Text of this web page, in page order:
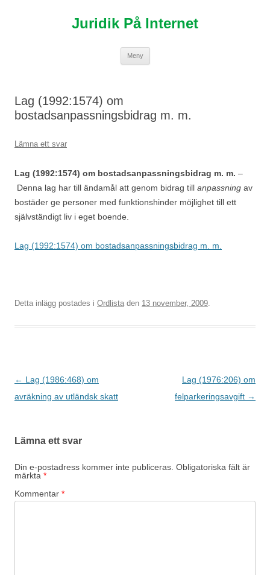
Juridik På Internet
Meny
Lag (1992:1574) om
bostadsanpassningsbidrag m. m.
Lämna ett svar
Lag (1992:1574) om bostadsanpassningsbidrag m. m. –
Denna lag har till ändamål att genom bidrag till anpassning av
bostäder ge personer med funktionshinder möjlighet till ett
självständigt liv i eget boende.
Lag (1992:1574) om bostadsanpassningsbidrag m. m.
Detta inlägg postades i Ordlista den 13 november, 2009.
Inläggsnavigering
← Lag (1986:468) om
avräkning av utländsk skatt
Lag (1976:206) om
felparkeringsavgift →
Lämna ett svar
Din e-postadress kommer inte publiceras. Obligatoriska fält är
märkta *
Kommentar *